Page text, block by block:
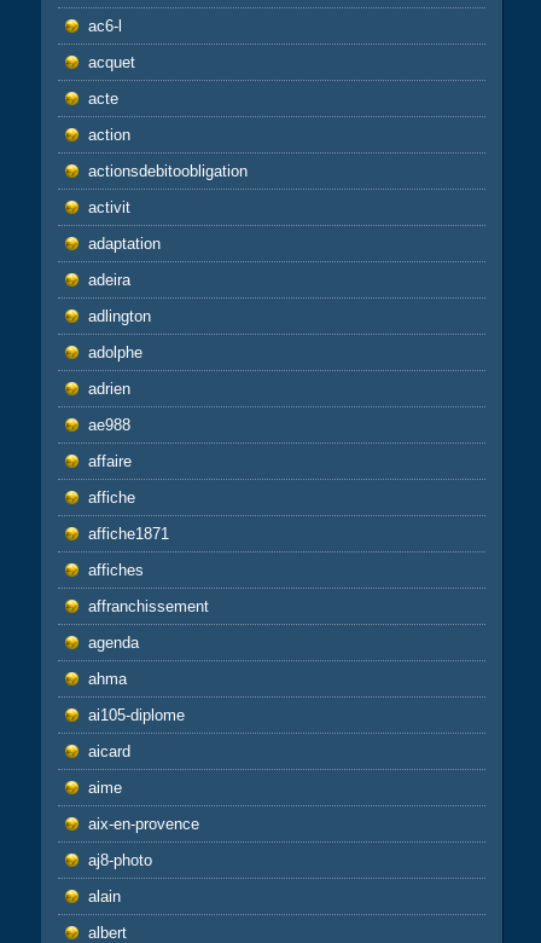
ac6-l
acquet
acte
action
actionsdebitoobligation
activit
adaptation
adeira
adlington
adolphe
adrien
ae988
affaire
affiche
affiche1871
affiches
affranchissement
agenda
ahma
ai105-diplome
aicard
aime
aix-en-provence
aj8-photo
alain
albert